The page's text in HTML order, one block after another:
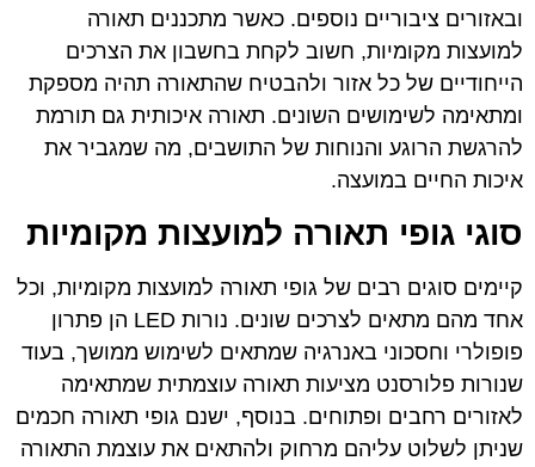
ובאזורים ציבוריים נוספים. כאשר מתכננים תאורה
למועצות מקומיות, חשוב לקחת בחשבון את הצרכים
הייחודיים של כל אזור ולהבטיח שהתאורה תהיה מספקת
ומתאימה לשימושים השונים. תאורה איכותית גם תורמת
להרגשת הרוגע והנוחות של התושבים, מה שמגביר את
איכות החיים במועצה.
סוגי גופי תאורה למועצות מקומיות
קיימים סוגים רבים של גופי תאורה למועצות מקומיות, וכל
אחד מהם מתאים לצרכים שונים. נורות LED הן פתרון
פופולרי וחסכוני באנרגיה שמתאים לשימוש ממושך, בעוד
שנורות פלורסנט מציעות תאורה עוצמתית שמתאימה
לאזורים רחבים ופתוחים. בנוסף, ישנם גופי תאורה חכמים
שניתן לשלוט עליהם מרחוק ולהתאים את עוצמת התאורה